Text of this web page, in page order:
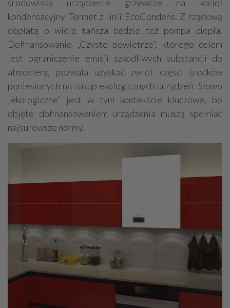
Alarmowe systemy, monitoring
Hydrotechnika
Kable, przewody
środowiska urządzenie grzewcze na kocioł
kondensacyjny Termet z linii EcoCondens. Z rządową
dopłatą o wiele tańsza będzie też pompa ciepła.
Dofinansowanie „Czyste powietrze”, którego celem
jest ograniczenie emisji szkodliwych substancji do
atmosfery, pozwala uzyskać zwrot części środków
poniesionych na zakup ekologicznych urządzeń. Słowo
„ekologiczne” jest w tym kontekście kluczowe, bo
objęte dofinansowaniem urządzenia muszą spełniać
najsurowsze normy.